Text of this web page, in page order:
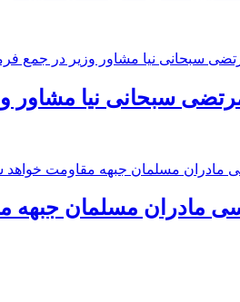
سبحانی نیا مشاور
مادران مسلمان